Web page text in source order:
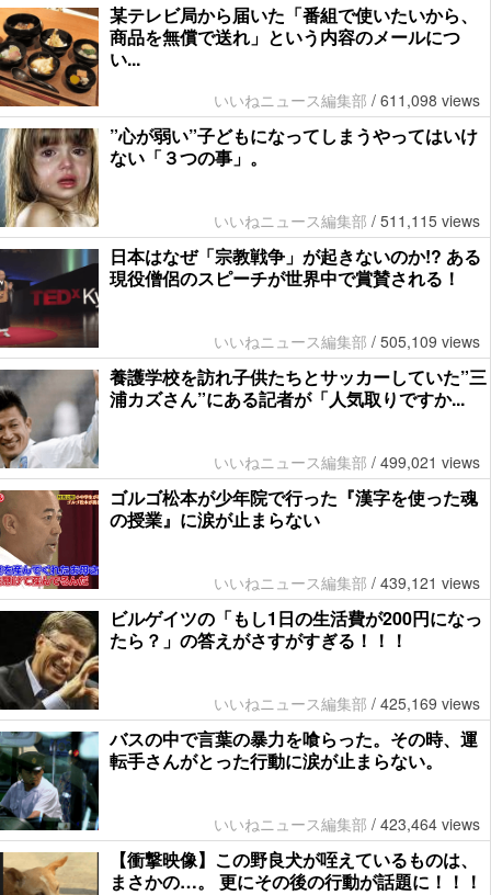
某テレビ局から届いた「番組で使いたいから、
商品を無償で送れ」という内容のメールにつ
い...
いいねニュース編集部 / 611,098 views
”心が弱い”子どもになってしまうやってはいけ
ない「３つの事」。
いいねニュース編集部 / 511,115 views
日本はなぜ「宗教戦争」が起きないのか!? ある
現役僧侶のスピーチが世界中で賞賛される！
いいねニュース編集部 / 505,109 views
養護学校を訪れ子供たちとサッカーしていた”三
浦カズさん”にある記者が「人気取りですか...
いいねニュース編集部 / 499,021 views
ゴルゴ松本が少年院で行った『漢字を使った魂
の授業』に涙が止まらない
いいねニュース編集部 / 439,121 views
ビルゲイツの「もし1日の生活費が200円になっ
たら？」の答えがさすがすぎる！！！
いいねニュース編集部 / 425,169 views
バスの中で言葉の暴力を喰らった。その時、運
転手さんがとった行動に涙が止まらない。
いいねニュース編集部 / 423,464 views
【衝撃映像】この野良犬が咥えているものは、
まさかの…。 更にその後の行動が話題に！！！